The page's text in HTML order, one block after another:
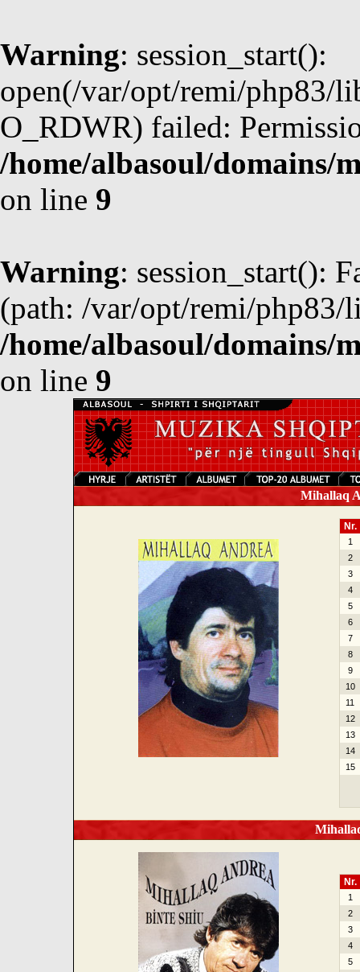
Warning: session_start():
open(/var/opt/remi/php83/
O_RDWR) failed:
/home/albasoul/domains/
on line 9
Warning: session_start():
(path: /var/opt/remi/php83/
/home/albasoul/domains/
on line 9
Mihallaq
Nr.
1
2
3
4
5
6
7
8
9
10
11
12
13
14
15
Nr.
1
2
3
4
5